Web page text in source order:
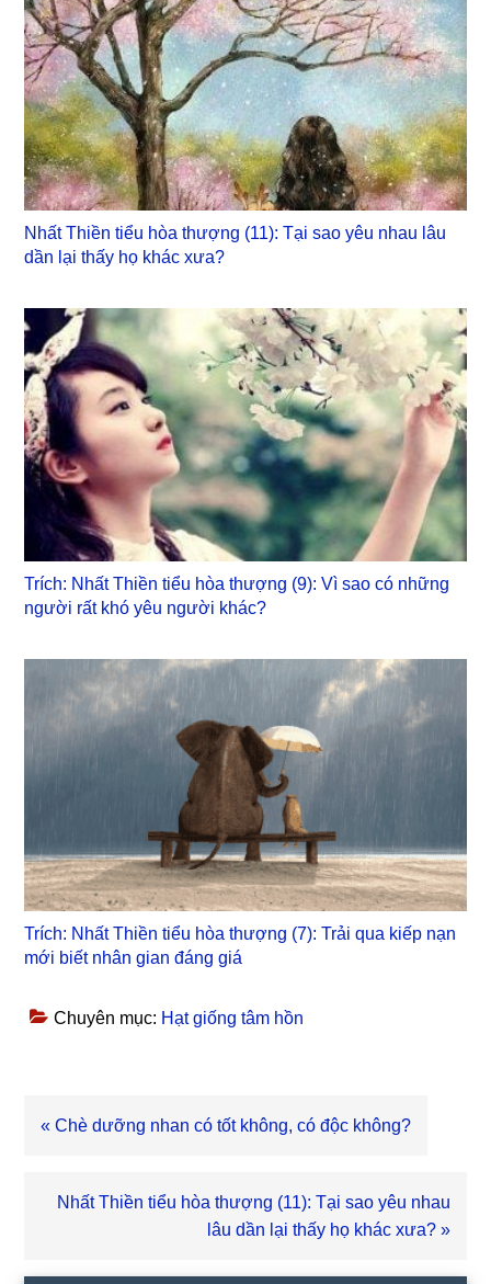
Nhất Thiền tiểu hòa thượng (11): Tại sao yêu nhau lâu
dần lại thấy họ khác xưa?
Trích: Nhất Thiền tiểu hòa thượng (9): Vì sao có những
người rất khó yêu người khác?
Trích: Nhất Thiền tiểu hòa thượng (7): Trải qua kiếp nạn
mới biết nhân gian đáng giá
Chuyên mục: Hạt giống tâm hồn
Bài
« Chè dưỡng nhan có tốt không, có độc không?
Bài
Nhất Thiền tiểu hòa thượng (11): Tại sao yêu nhau
lâu dần lại thấy họ khác xưa? »